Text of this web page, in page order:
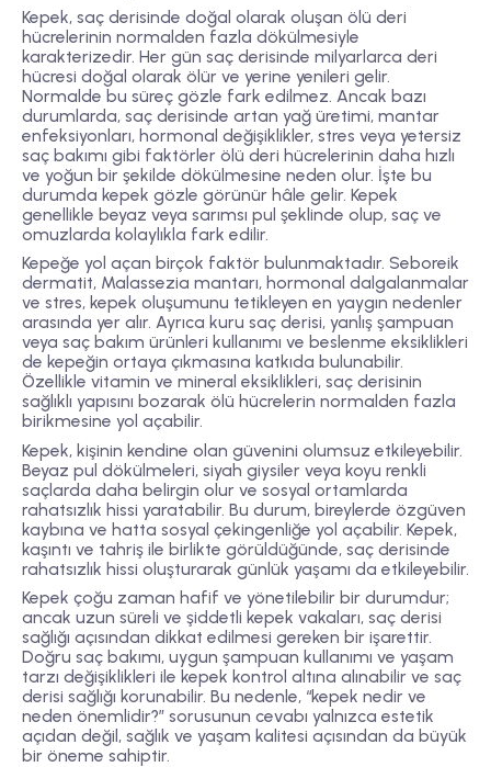
Kepek, saç derisinde doğal olarak oluşan ölü deri
hücrelerinin normalden fazla dökülmesiyle
karakterizedir. Her gün saç derisinde milyarlarca deri
hücresi doğal olarak ölür ve yerine yenileri gelir.
Normalde bu süreç gözle fark edilmez. Ancak bazı
durumlarda, saç derisinde artan yağ üretimi, mantar
enfeksiyonları, hormonal değişiklikler, stres veya yetersiz
saç bakımı gibi faktörler ölü deri hücrelerinin daha hızlı
ve yoğun bir şekilde dökülmesine neden olur. İşte bu
durumda kepek gözle görünür hâle gelir. Kepek
genellikle beyaz veya sarımsı pul şeklinde olup, saç ve
omuzlarda kolaylıkla fark edilir.
Kepeğe yol açan birçok faktör bulunmaktadır. Seboreik
dermatit, Malassezia mantarı, hormonal dalgalanmalar
ve stres, kepek oluşumunu tetikleyen en yaygın nedenler
arasında yer alır. Ayrıca kuru saç derisi, yanlış şampuan
veya saç bakım ürünleri kullanımı ve beslenme eksiklikleri
de kepeğin ortaya çıkmasına katkıda bulunabilir.
Özellikle vitamin ve mineral eksiklikleri, saç derisinin
sağlıklı yapısını bozarak ölü hücrelerin normalden fazla
birikmesine yol açabilir.
Kepek, kişinin kendine olan güvenini olumsuz etkileyebilir.
Beyaz pul dökülmeleri, siyah giysiler veya koyu renkli
saçlarda daha belirgin olur ve sosyal ortamlarda
rahatsızlık hissi yaratabilir. Bu durum, bireylerde özgüven
kaybına ve hatta sosyal çekingenliğe yol açabilir. Kepek,
kaşıntı ve tahriş ile birlikte görüldüğünde, saç derisinde
rahatsızlık hissi oluşturarak günlük yaşamı da etkileyebilir.
Kepek çoğu zaman hafif ve yönetilebilir bir durumdur;
ancak uzun süreli ve şiddetli kepek vakaları, saç derisi
sağlığı açısından dikkat edilmesi gereken bir işarettir.
Doğru saç bakımı, uygun şampuan kullanımı ve yaşam
tarzı değişiklikleri ile kepek kontrol altına alınabilir ve saç
derisi sağlığı korunabilir. Bu nedenle, “kepek nedir ve
neden önemlidir?” sorusunun cevabı yalnızca estetik
açıdan değil, sağlık ve yaşam kalitesi açısından da büyük
bir öneme sahiptir.